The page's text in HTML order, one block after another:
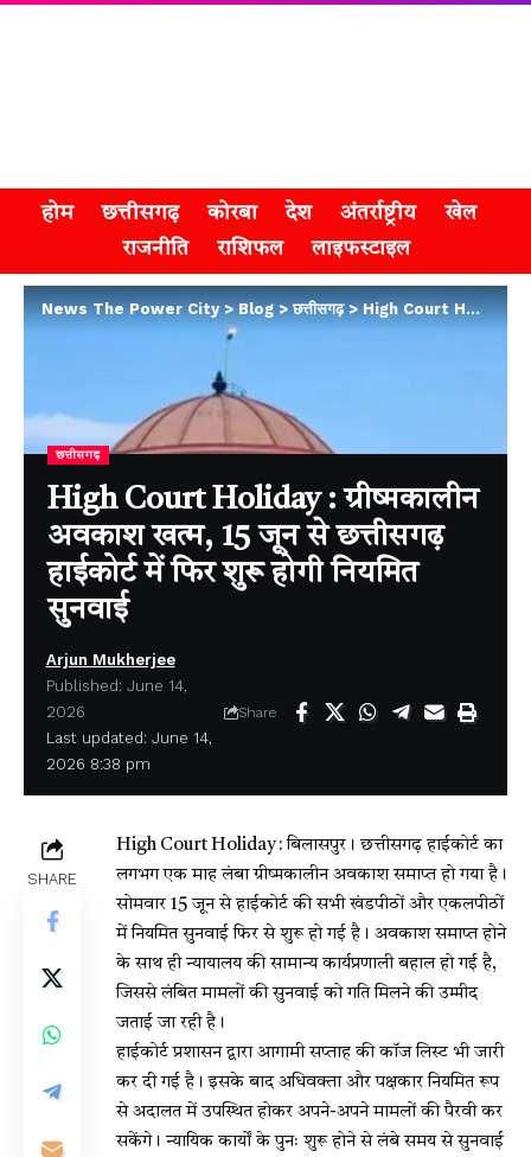
होम छत्तीसगढ़ कोरबा देश अंतर्राष्ट्रीय
खेल
राजनीति
राशिफल लाइफस्टाइल
News The Power City>Blog>छत्तीसगढ़>High Court Holiday : ग्रीष्मकालीन अवकाश खत्म, 15 जून से छत्तीसगढ़ हाईकोर्ट में फिर शुरू होगी नियमित सुनवाई
छत्तीसगढ़
High Court Holiday : ग्रीष्मकालीन
अवकाश खत्म, 15 जून से छत्तीसगढ़
हाईकोर्ट में फिर शुरू होगी नियमित
सुनवाई
Last updated: June 14,
2026 8:38 pm
Arjun Mukherjee
Published: June 14,
2026
Share
SHARE
High Court Holiday : बिलासपुर। छत्तीसगढ़ हाईकोर्ट का
लगभग एक माह लंबा ग्रीष्मकालीन अवकाश समाप्त हो गया है।
सोमवार 15 जून से हाईकोर्ट की सभी खंडपीठों और एकलपीठों
में नियमित सुनवाई फिर से शुरू हो गई है। अवकाश समाप्त होने
के साथ ही न्यायालय की सामान्य कार्यप्रणाली बहाल हो गई है,
जिससे लंबित मामलों की सुनवाई को गति मिलने की उम्मीद
जताई जा रही है।
हाईकोर्ट प्रशासन द्वारा आगामी सप्ताह की कॉज लिस्ट भी जारी
कर दी गई है। इसके बाद अधिवक्ता और पक्षकार नियमित रूप
से अदालत में उपस्थित होकर अपने-अपने मामलों की पैरवी कर
सकेंगे। न्यायिक कार्यों के पुनः शुरू होने से लंबे समय से सुनवाई